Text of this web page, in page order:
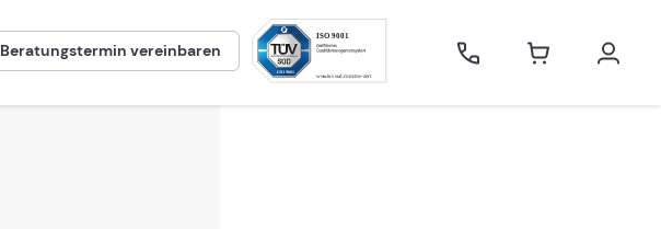
Beratungstermin vereinbaren